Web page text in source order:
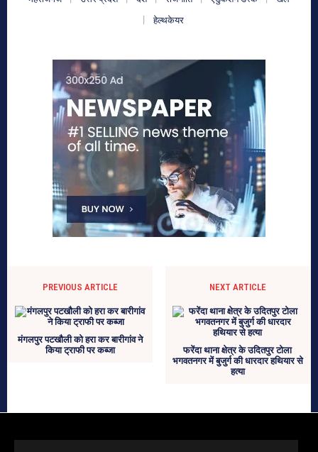
हेल्थकेयर
PREVIOUS ARTICLE
मंगलपुर पटखौली को हरा कर बारीगांव ने
किया ट्राफी पर कब्जा
NEXT ARTICLE
फरेंदा थाना क्षेत्र के उदितपुर टोला
भगवतनगर में बुजुर्ग की धारदार हथियार से
हत्या